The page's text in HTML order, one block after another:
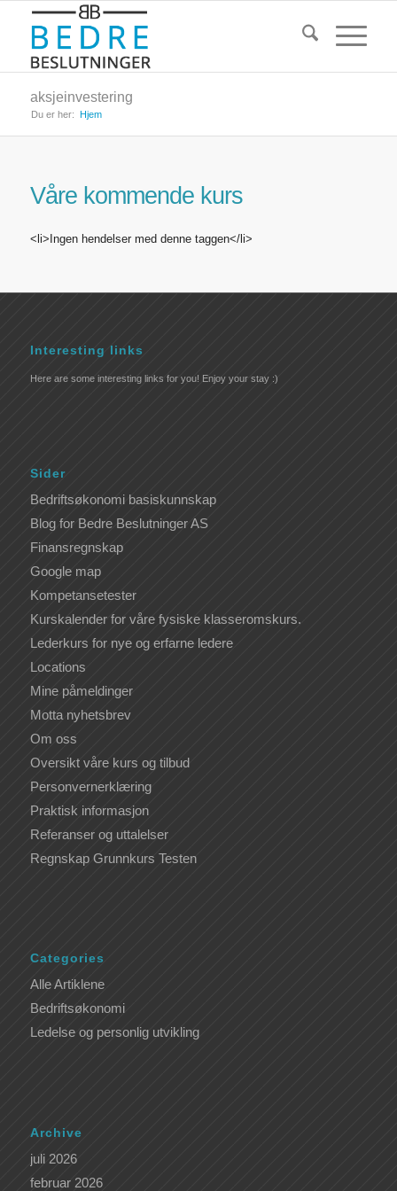
aksjeinvestering
Du er her: Hjem
Våre kommende kurs
<li>Ingen hendelser med denne taggen</li>
Interesting links
Here are some interesting links for you! Enjoy your stay :)
Sider
Bedriftsøkonomi basiskunnskap
Blog for Bedre Beslutninger AS
Finansregnskap
Google map
Kompetansetester
Kurskalender for våre fysiske klasseromskurs.
Lederkurs for nye og erfarne ledere
Locations
Mine påmeldinger
Motta nyhetsbrev
Om oss
Oversikt våre kurs og tilbud
Personvernerklæring
Praktisk informasjon
Referanser og uttalelser
Regnskap Grunnkurs Testen
Categories
Alle Artiklene
Bedriftsøkonomi
Ledelse og personlig utvikling
Archive
juli 2026
februar 2026